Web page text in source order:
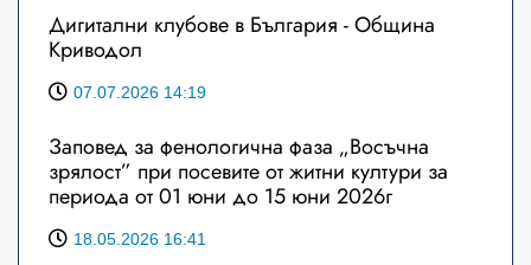
Дигитални клубове в България - Община
Криводол
07.07.2026 14:19
Заповед за фенологична фаза „Восъчна
зрялост” при посевите от житни култури за
периода от 01 юни до 15 юни 2026г
18.05.2026 16:41